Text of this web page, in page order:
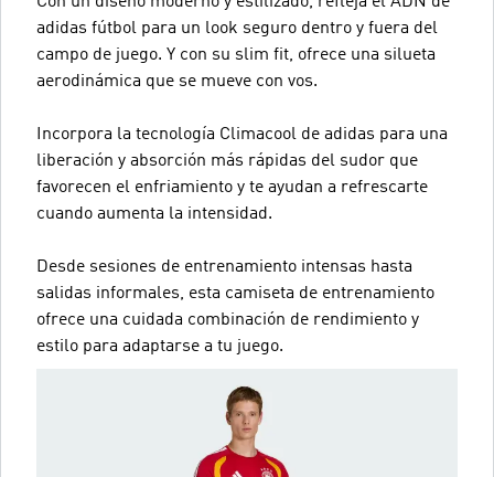
adidas fútbol para un look seguro dentro y fuera del
campo de juego. Y con su slim fit, ofrece una silueta
aerodinámica que se mueve con vos.
Incorpora la tecnología Climacool de adidas para una
liberación y absorción más rápidas del sudor que
favorecen el enfriamiento y te ayudan a refrescarte
cuando aumenta la intensidad.
Desde sesiones de entrenamiento intensas hasta
salidas informales, esta camiseta de entrenamiento
ofrece una cuidada combinación de rendimiento y
estilo para adaptarse a tu juego.